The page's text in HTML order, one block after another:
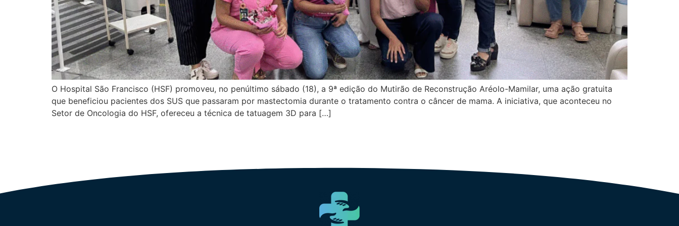
O Hospital São Francisco (HSF) promoveu, no penúltimo sábado (18), a 9ª edição do Mutirão de Reconstrução Aréolo-Mamilar, uma ação gratuita
que beneficiou pacientes dos SUS que passaram por mastectomia durante o tratamento contra o câncer de mama. A iniciativa, que aconteceu no
Setor de Oncologia do HSF, ofereceu a técnica de tatuagem 3D para […]